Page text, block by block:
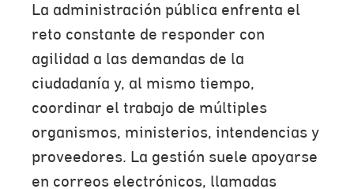
La administración pública enfrenta el
reto constante de responder con
agilidad a las demandas de la
ciudadanía y, al mismo tiempo,
coordinar el trabajo de múltiples
organismos, ministerios, intendencias y
proveedores. La gestión suele apoyarse
en correos electrónicos, llamadas